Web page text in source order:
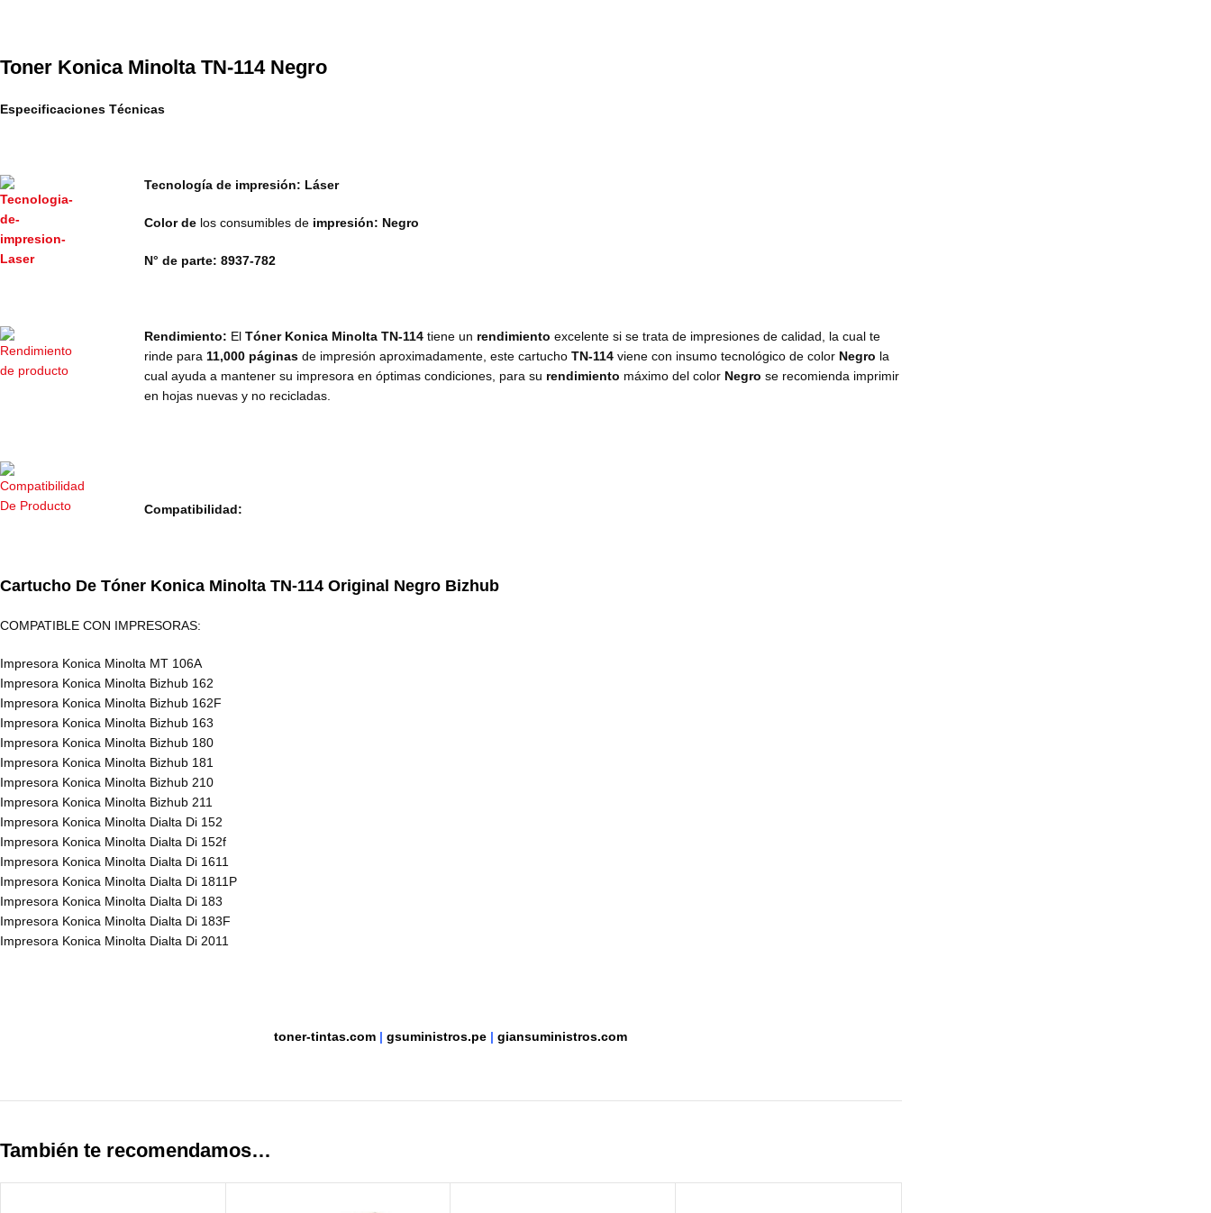
Toner Konica Minolta TN-114 Negro
Especificaciones Técnicas
Tecnología de impresión: Láser
Color de los consumibles de impresión: Negro
N° de parte: 8937-782
Rendimiento: El Tóner Konica Minolta TN-114 tiene un rendimiento excelente si se trata de impresiones de calidad, la cual te
rinde para 11,000 páginas de impresión aproximadamente, este cartucho TN-114 viene con insumo tecnológico de color Negro la
cual ayuda a mantener su impresora en óptimas condiciones, para su rendimiento máximo del color Negro se recomienda imprimir
en hojas nuevas y no recicladas.
Compatibilidad:
Cartucho De Tóner Konica Minolta TN-114 Original Negro Bizhub
COMPATIBLE CON IMPRESORAS:
Impresora Konica Minolta MT 106A
Impresora Konica Minolta Bizhub 162
Impresora Konica Minolta Bizhub 162F
Impresora Konica Minolta Bizhub 163
Impresora Konica Minolta Bizhub 180
Impresora Konica Minolta Bizhub 181
Impresora Konica Minolta Bizhub 210
Impresora Konica Minolta Bizhub 211
Impresora Konica Minolta Dialta Di 152
Impresora Konica Minolta Dialta Di 152f
Impresora Konica Minolta Dialta Di 1611
Impresora Konica Minolta Dialta Di 1811P
Impresora Konica Minolta Dialta Di 183
Impresora Konica Minolta Dialta Di 183F
Impresora Konica Minolta Dialta Di 2011
toner-tintas.com | gsuministros.pe | giansuministros.com
También te recomendamos…